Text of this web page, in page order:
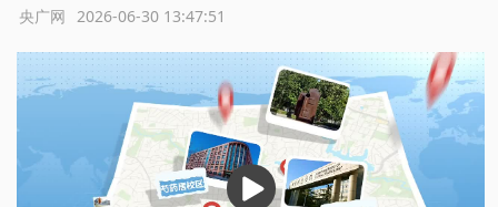
2026-06-30 13:47:51
央广网
播
放